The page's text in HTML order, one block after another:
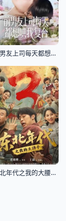
前男友上司每天都想哄我复合
东北年代之我的大腰子第3部